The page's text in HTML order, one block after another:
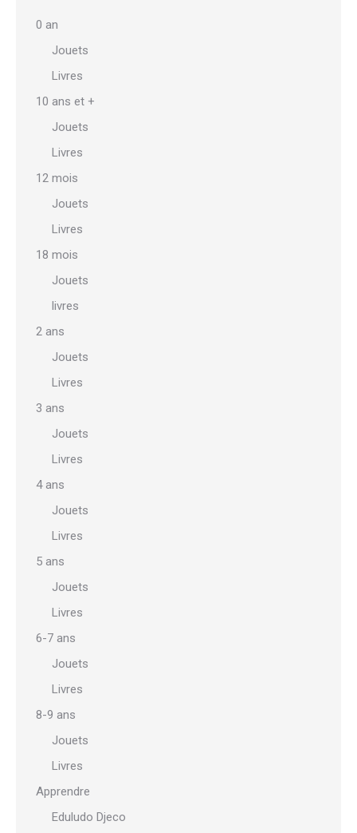
0 an
Jouets
Livres
10 ans et +
Jouets
Livres
12 mois
Jouets
Livres
18 mois
Jouets
livres
2 ans
Jouets
Livres
3 ans
Jouets
Livres
4 ans
Jouets
Livres
5 ans
Jouets
Livres
6-7 ans
Jouets
Livres
8-9 ans
Jouets
Livres
Apprendre
Eduludo Djeco